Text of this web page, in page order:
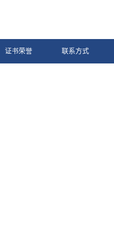
证书荣誉 联系方式